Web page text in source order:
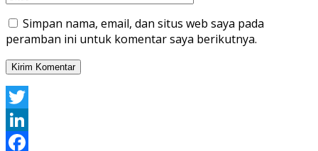
Simpan nama, email, dan situs web saya pada
peramban ini untuk komentar saya berikutnya.
Twitter
LinkedIn